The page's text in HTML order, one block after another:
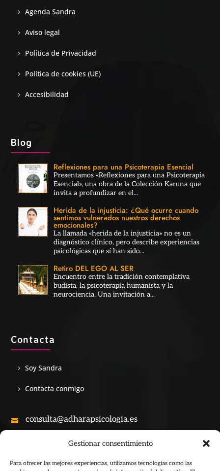
Gestionar consentimiento
Para ofrecer las mejores experiencias, utilizamos tecnologías como las
Agenda Sandra
Aviso legal
Política de Privacidad
Política de cookies (UE)
Accesibilidad
Blog
Reflexiones para una Psicoterapia Esencial
Presentamos «Reflexiones para una Psicoterapia
Esencial», una obra de la Colección Karuna que
invita a profundizar en el...
Herida de la injusticia: ¿Qué ocurre cuando
sentimos vulnerados nuestros derechos
emocionales?
La llamada «herida de la injusticia» no es un
diagnóstico clínico, pero describe experiencias
psicológicas que sí han sido...
Retiro DEL EGO AL SER
Encuentro entre la tradición contemplativa
budista, la psicoterapia humanista y la
neurociencia. Una invitación a...
Contacta
Soy Sandra
Contacta conmigo
 consulta@adharapsicologia.es
+34 690 28 53 45